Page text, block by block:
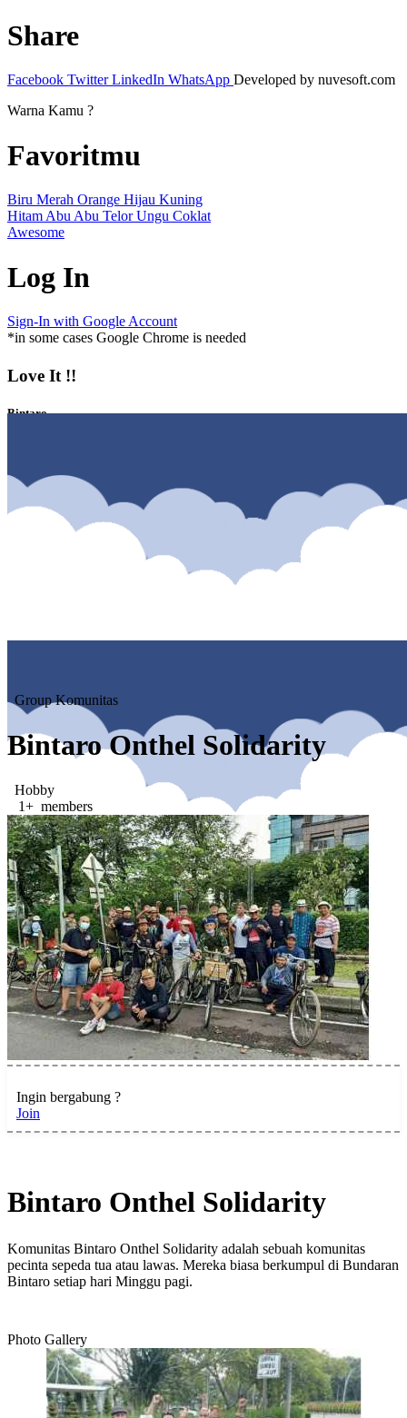
Share
Facebook Twitter LinkedIn WhatsApp Developed by nuvesoft.com
Warna Kamu ?
Favoritmu
Biru Merah Orange Hijau Kuning
Hitam Abu Abu Telor Ungu Coklat
Awesome
Log In
Sign-In with Google Account
*in some cases Google Chrome is needed
Love It !!
Bintaro
Group Komunitas
Bintaro Onthel Solidarity
Hobby
1+ members
Ingin bergabung ?
Join
Bintaro Onthel Solidarity
Komunitas Bintaro Onthel Solidarity adalah sebuah komunitas
pecinta sepeda tua atau lawas. Mereka biasa berkumpul di Bundaran
Bintaro setiap hari Minggu pagi.
Photo Gallery